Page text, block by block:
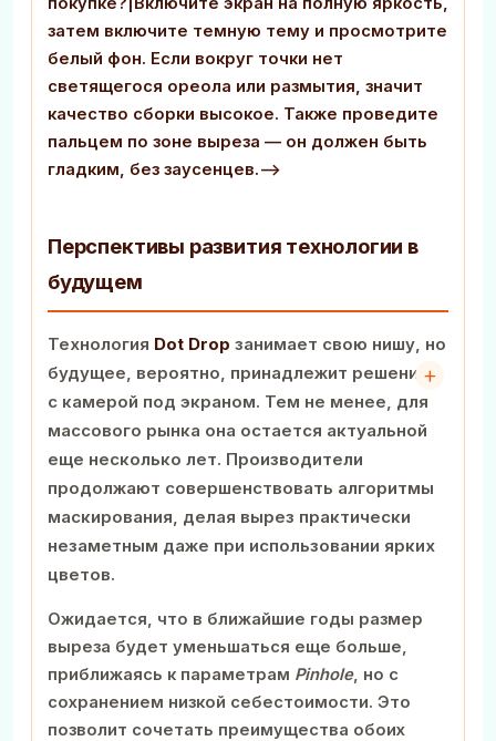
затем включите темную тему и просмотрите
белый фон. Если вокруг точки нет
светящегося ореола или размытия, значит
качество сборки высокое. Также проведите
пальцем по зоне выреза — он должен быть
гладким, без заусенцев.-->
Перспективы развития технологии в
будущем
Технология Dot Drop занимает свою нишу, но
будущее, вероятно, принадлежит решениям
с камерой под экраном. Тем не менее, для
массового рынка она остается актуальной
еще несколько лет. Производители
продолжают совершенствовать алгоритмы
маскирования, делая вырез практически
незаметным даже при использовании ярких
цветов.
Ожидается, что в ближайшие годы размер
выреза будет уменьшаться еще больше,
приближаясь к параметрам Pinhole, но с
сохранением низкой себестоимости. Это
позволит сочетать преимущества обоих